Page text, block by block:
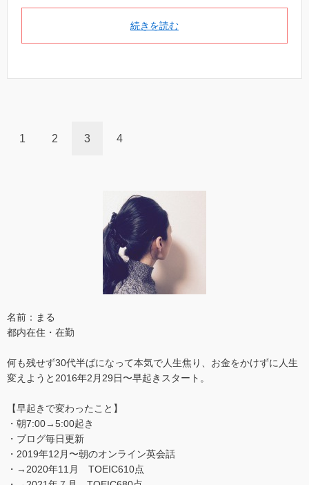
続きを読む
1 2 3 4
名前：まる
都内在住・在勤
何も残せず30代半ばになって本気で人生焦り、お金をかけずに人生
変えようと2016年2月29日〜早起きスタート。
【早起きで変わったこと】
・朝7:00→5:00起き
・ブログ毎日更新
・2019年12月〜朝のオンライン英会話
・→2020年11月 TOEIC610点